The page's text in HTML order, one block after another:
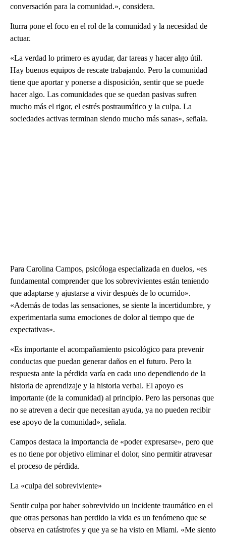
conversación para la comunidad.», considera.
Iturra pone el foco en el rol de la comunidad y la necesidad de
actuar.
«La verdad lo primero es ayudar, dar tareas y hacer algo útil.
Hay buenos equipos de rescate trabajando. Pero la comunidad
tiene que aportar y ponerse a disposición, sentir que se puede
hacer algo. Las comunidades que se quedan pasivas sufren
mucho más el rigor, el estrés postraumático y la culpa. La
sociedades activas terminan siendo mucho más sanas», señala.
Para Carolina Campos, psicóloga especializada en duelos, «es
fundamental comprender que los sobrevivientes están teniendo
que adaptarse y ajustarse a vivir después de lo ocurrido».
«Además de todas las sensaciones, se siente la incertidumbre, y
experimentarla suma emociones de dolor al tiempo que de
expectativas».
«Es importante el acompañamiento psicológico para prevenir
conductas que puedan generar daños en el futuro. Pero la
respuesta ante la pérdida varía en cada uno dependiendo de la
historia de aprendizaje y la historia verbal. El apoyo es
importante (de la comunidad) al principio. Pero las personas que
no se atreven a decir que necesitan ayuda, ya no pueden recibir
ese apoyo de la comunidad», señala.
Campos destaca la importancia de «poder expresarse», pero que
es no tiene por objetivo eliminar el dolor, sino permitir atravesar
el proceso de pérdida.
La «culpa del sobreviviente»
Sentir culpa por haber sobrevivido un incidente traumático en el
que otras personas han perdido la vida es un fenómeno que se
observa en catástrofes y que ya se ha visto en Miami. «Me siento